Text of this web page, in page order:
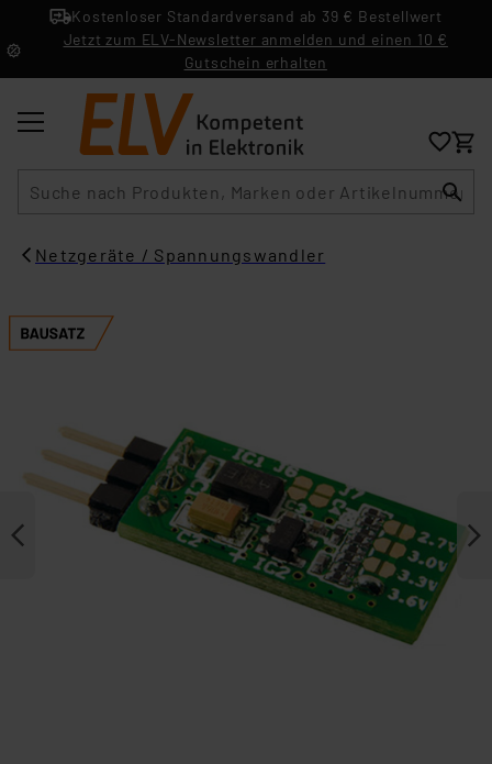
Kostenloser Standardversand ab 39 € Bestellwert
Jetzt zum ELV-Newsletter anmelden und einen 10 €
Gutschein erhalten
Netzgeräte / Spannungswandler